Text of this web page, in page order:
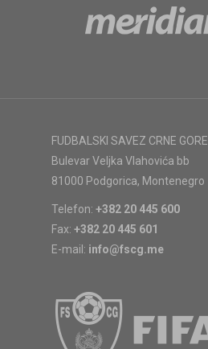
FUDBALSKI SAVEZ CRNE GORE
Bulevar Veljka Vlahovića bb
81000 Podgorica, Montenegro
Telefon: +382 20 445 600
Fax: +382 20 445 601
E-mail: info@fscg.me